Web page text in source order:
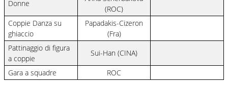
Donne
(ROC)
Coppie Danza su
ghiaccio
Papadakis-Cizeron
(Fra)
Pattinaggio di figura
a coppie
Sui-Han (CINA)
Gara a squadre ROC